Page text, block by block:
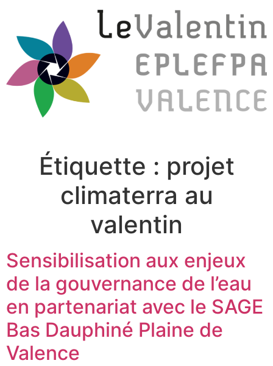
Étiquette : projet
climaterra au
valentin
Sensibilisation aux enjeux
de la gouvernance de l’eau
en partenariat avec le SAGE
Bas Dauphiné Plaine de
Valence